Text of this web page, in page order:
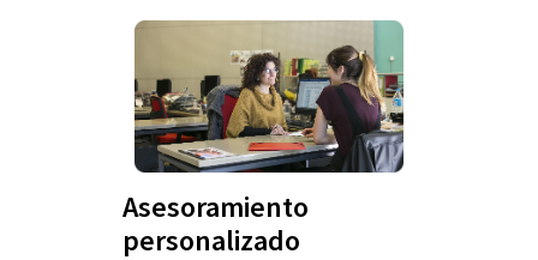
Asesoramiento
personalizado